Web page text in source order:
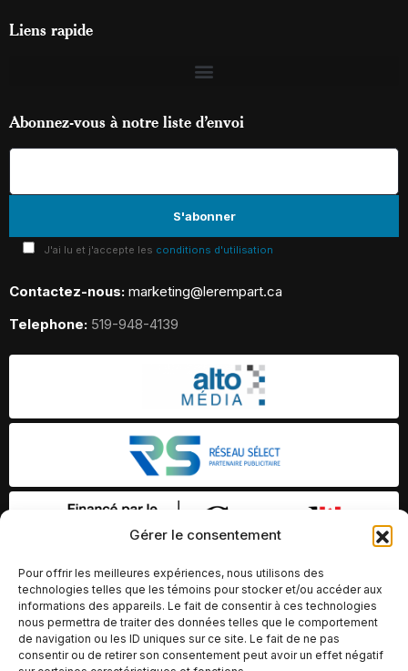
Gérer le consentement
Pour offrir les meilleures expériences, nous utilisons des
technologies telles que les témoins pour stocker et/ou accéder aux
informations des appareils. Le fait de consentir à ces technologies
nous permettra de traiter des données telles que le comportement
de navigation ou les ID uniques sur ce site. Le fait de ne pas
consentir ou de retirer son consentement peut avoir un effet négatif
Liens rapide
Abonnez-vous à notre liste d’envoi
J'ai lu et j'accepte les conditions d'utilisation
Contactez-nous: marketing@lerempart.ca
Telephone: 519-948-4139